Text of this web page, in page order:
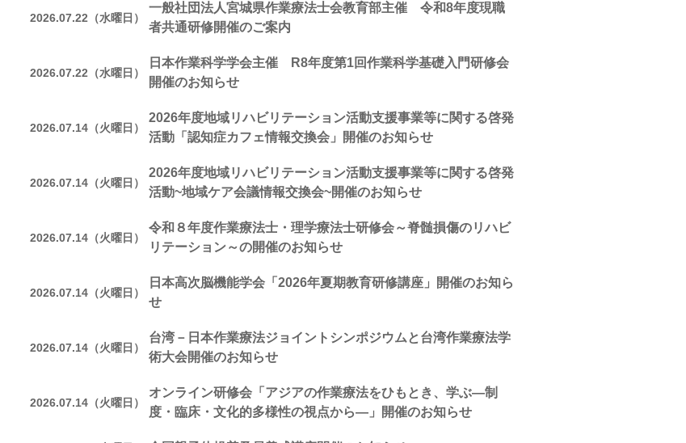
2026.07.22（水曜日）
一般社団法人宮城県作業療法士会教育部主催 令和8年度現職
者共通研修開催のご案内
2026.07.22（水曜日）
日本作業科学学会主催 R8年度第1回作業科学基礎入門研修会
開催のお知らせ
2026.07.14（火曜日）
2026年度地域リハビリテーション活動支援事業等に関する啓発
活動「認知症カフェ情報交換会」開催のお知らせ
2026.07.14（火曜日）
2026年度地域リハビリテーション活動支援事業等に関する啓発
活動~地域ケア会議情報交換会~開催のお知らせ
2026.07.14（火曜日）
令和８年度作業療法士・理学療法士研修会～脊髄損傷のリハビ
リテーション～の開催のお知らせ
2026.07.14（火曜日）
日本高次脳機能学会「2026年夏期教育研修講座」開催のお知ら
せ
2026.07.14（火曜日）
台湾－日本作業療法ジョイントシンポジウムと台湾作業療法学
術大会開催のお知らせ
2026.07.14（火曜日）
オンライン研修会「アジアの作業療法をひもとき、学ぶ―制
度・臨床・文化的多様性の視点から―」開催のお知らせ